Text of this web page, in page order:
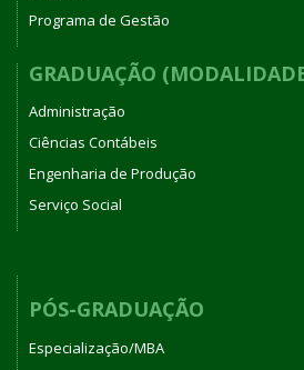
Programa de Gestão
GRADUAÇÃO
Administração
Ciências Contábeis
Engenharia de Produção
Serviço Social
PÓS-GRADUAÇÃO
Especialização/MBA